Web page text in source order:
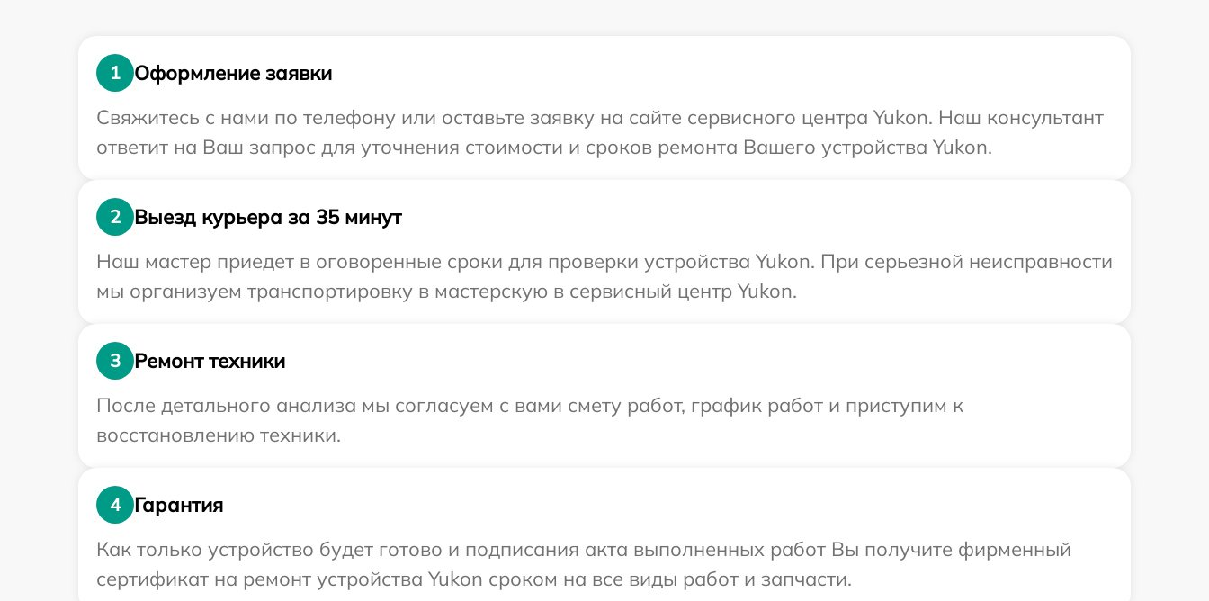
1
Оформление заявки
Свяжитесь с нами по телефону или оставьте заявку на сайте сервисного центра Yukon. Наш консультант
ответит на Ваш запрос для уточнения стоимости и сроков ремонта Вашего устройства Yukon.
2
Выезд курьера за 35 минут
Наш мастер приедет в оговоренные сроки для проверки устройства Yukon. При серьезной неисправности
мы организуем транспортировку в мастерскую в сервисный центр Yukon.
3
Ремонт техники
После детального анализа мы согласуем с вами смету работ, график работ и приступим к
восстановлению техники.
4
Гарантия
Как только устройство будет готово и подписания акта выполненных работ Вы получите фирменный
сертификат на ремонт устройства Yukon сроком на все виды работ и запчасти.